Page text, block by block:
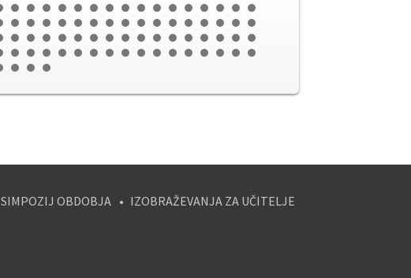
SIMPOZIJ OBDOBJA IZOBRAŽEVANJA ZA UČITELJE